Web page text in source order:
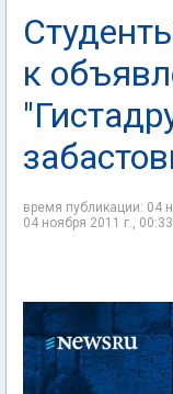
к
время публикации: 04
04 ноября 2011 г., 00:33